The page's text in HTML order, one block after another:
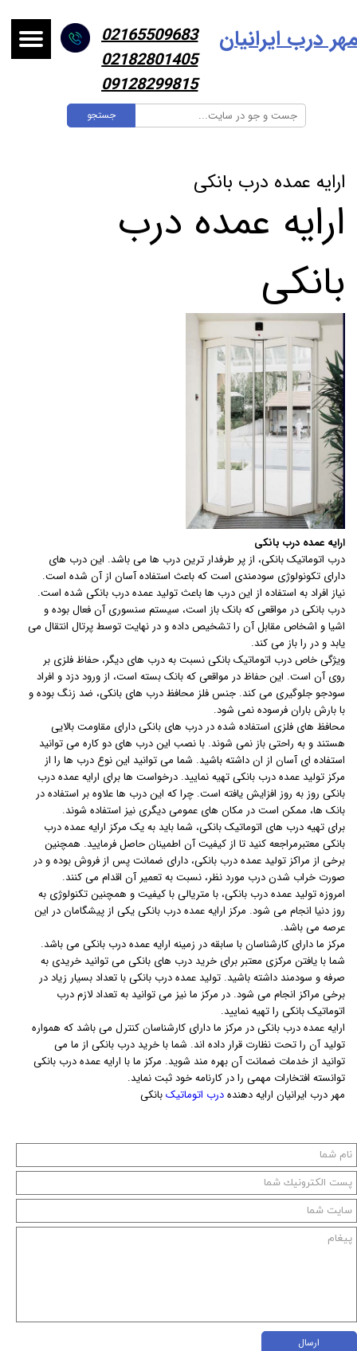
جستجو
درب ایرانیان
02165509683
02182801405
09128299815
ارایه عمده درب بانکی
ارایه عمده درب
بانکی
ارایه عمده درب بانکی
درب اتوماتیک بانکی، از پر طرفدار ترین درب ها می باشد. این درب های
دارای تکونولوژی سودمندی است که باعث استفاده آسان از آن شده است.
نیاز افراد به استفاده از این درب ها باعث تولید عمده درب بانکی شده است.
درب بانکی در مواقعی که بانک باز است، سیستم سنسوری آن فعال بوده و
اشیا و اشخاص مقابل آن را تشخیص داده و در نهایت توسط پرتال انتقال می
یابد و در را باز می کند.
ویژگی خاص درب اتوماتیک بانکی نسبت به درب های دیگر، حفاظ فلزی بر
روی آن است. این حفاظ در مواقعی که بانک بسته است، از ورود دزد و افراد
سودجو جلوگیری می کند. جنس فلز محافظ درب های بانکی، ضد زنگ بوده و
با بارش باران فرسوده نمی شود.
محافظ های فلزی استفاده شده در درب های بانکی دارای مقاومت بالایی
هستند و به راحتی باز نمی شوند. با نصب این درب های دو کاره می توانید
استفاده ای آسان از ان داشته باشید. شما می توانید این نوع درب ها را از
مرکز تولید عمده درب بانکی تهیه نمایید. درخواست ها برای ارایه عمده درب
بانکی روز به روز افزایش یافته است. چرا که این درب ها علاوه بر استفاده در
بانک ها، ممکن است در مکان های عمومی دیگری نیز استفاده شوند.
برای تهیه درب های اتوماتیک بانکی، شما باید به یک مرکز ارایه عمده درب
بانکی معتبرمراجعه کنید تا از کیفیت آن اطمینان حاصل فرمایید. همچنین
برخی از مراکز تولید عمده درب بانکی، دارای ضمانت پس از فروش بوده و در
صورت خراب شدن درب مورد نظر، نسبت به تعمیر آن اقدام می کنند.
امروزه تولید عمده درب بانکی، با متریالی با کیفیت و همچنین تکنولوژی به
روز دنیا انجام می شود. مرکز ارایه عمده درب بانکی یکی از پیشگامان در این
عرصه می باشد.
مرکز ما دارای کارشناسان با سابقه در زمینه ارایه عمده درب بانکی می باشد.
شما با یافتن مرکزی معتبر برای خرید درب های بانکی می توانید خریدی به
صرفه و سودمند داشته باشید. تولید عمده درب بانکی با تعداد بسیار زیاد در
برخی مراکز انجام می شود. در مرکز ما نیز می توانید به تعداد لازم درب
اتوماتیک بانکی را تهیه نمایید.
ارایه عمده درب بانکی در مرکز ما دارای کارشناسان کنترل می باشد که همواره
تولید آن را تحت نظارت قرار داده اند. شما با خرید درب بانکی از ما می
توانید از خدمات ضمانت آن بهره مند شوید. مرکز ما با ارایه عمده درب بانکی
توانسته افتخارات مهمی را در کارنامه خود ثبت نماید.
مهر درب ایرانیان ارایه دهندهدرب اتوماتیکبانکی
ارسال